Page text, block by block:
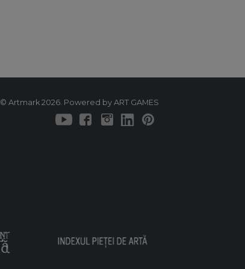
© Artmark 2026. Powered by ART GAMES